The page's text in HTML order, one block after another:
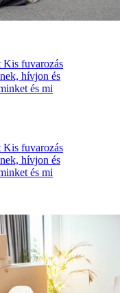
Kis fuvarozás
hívjon és
és mi
Kis fuvarozás
hívjon és
és mi